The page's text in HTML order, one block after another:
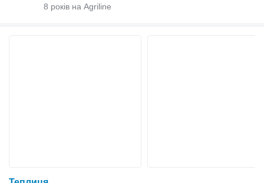
8 років на Agriline